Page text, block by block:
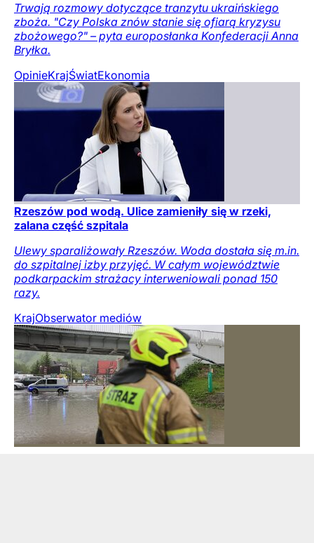
Trwają rozmowy dotyczące tranzytu ukraińskiego
zboża. "Czy Polska znów stanie się ofiarą kryzysu
zbożowego?" – pyta europosłanka Konfederacji Anna
Bryłka.
OpinieKrajŚwiatEkonomia
Rzeszów pod wodą. Ulice zamieniły się w rzeki,
zalana część szpitala
Ulewy sparaliżowały Rzeszów. Woda dostała się m.in.
do szpitalnej izby przyjęć. W całym województwie
podkarpackim strażacy interweniowali ponad 150
razy.
KrajObserwator mediów